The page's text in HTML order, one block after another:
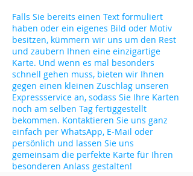
Falls Sie bereits einen Text formuliert
haben oder ein eigenes Bild oder Motiv
besitzen, kümmern wir uns um den Rest
und zaubern Ihnen eine einzigartige
Karte. Und wenn es mal besonders
schnell gehen muss, bieten wir Ihnen
gegen einen kleinen Zuschlag unseren
Expressservice an, sodass Sie Ihre Karten
noch am selben Tag fertiggestellt
bekommen. Kontaktieren Sie uns ganz
einfach per WhatsApp, E-Mail oder
persönlich und lassen Sie uns
gemeinsam die perfekte Karte für Ihren
besonderen Anlass gestalten!